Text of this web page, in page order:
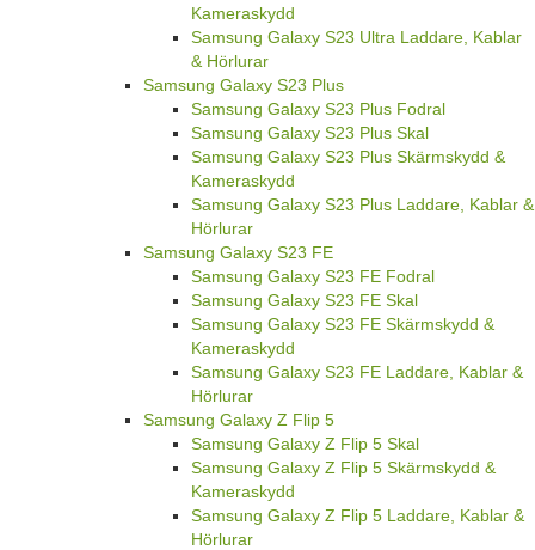
Kameraskydd
Samsung Galaxy S23 Ultra Laddare, Kablar
& Hörlurar
Samsung Galaxy S23 Plus
Samsung Galaxy S23 Plus Fodral
Samsung Galaxy S23 Plus Skal
Samsung Galaxy S23 Plus Skärmskydd &
Kameraskydd
Samsung Galaxy S23 Plus Laddare, Kablar &
Hörlurar
Samsung Galaxy S23 FE
Samsung Galaxy S23 FE Fodral
Samsung Galaxy S23 FE Skal
Samsung Galaxy S23 FE Skärmskydd &
Kameraskydd
Samsung Galaxy S23 FE Laddare, Kablar &
Hörlurar
Samsung Galaxy Z Flip 5
Samsung Galaxy Z Flip 5 Skal
Samsung Galaxy Z Flip 5 Skärmskydd &
Kameraskydd
Samsung Galaxy Z Flip 5 Laddare, Kablar &
Hörlurar